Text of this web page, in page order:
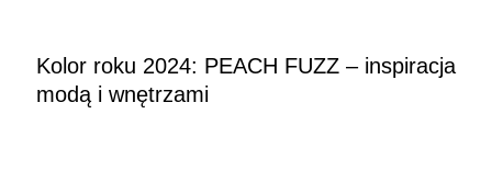
Kolor roku 2024: PEACH FUZZ – inspiracja
modą i wnętrzami